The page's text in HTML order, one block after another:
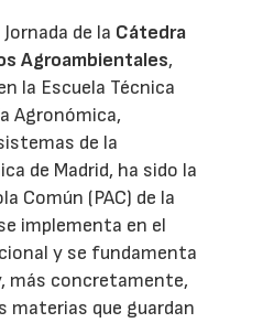
de la Cátedra
Agroambientales,
la Escuela Técnica
Agronómica,
de la
de Madrid, ha sido la
Común (PAC) de la
implementa en el
y se fundamenta
más concretamente,
materias que guardan